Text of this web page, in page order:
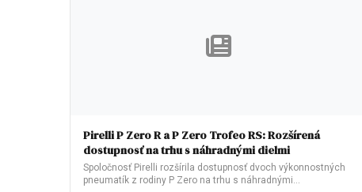
Pirelli P Zero R a P Zero Trofeo RS: Rozšírená
dostupnosť na trhu s náhradnými dielmi
Spoločnosť Pirelli rozšírila dostupnosť dvoch výkonnostných
pneumatík z rodiny P Zero na trhu s náhradnými…